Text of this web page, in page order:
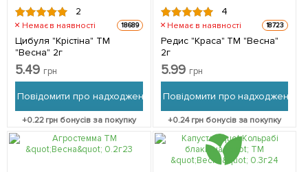
2
Немає в наявності 18689
Цибуля "Крістіна" ТМ
"Весна" 2г
5.49 грн
Повідомити про надходження
+0.22грн бонусів за покупку
4
Немає в наявності 18723
Редис "Краса" ТМ "Весна"
2г
5.99 грн
Повідомити про надходження
+0.24грн бонусів за покупку